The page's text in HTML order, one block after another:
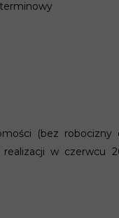
(bez robocizny
w czerwcu